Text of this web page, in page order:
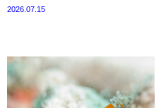
2026.07.15